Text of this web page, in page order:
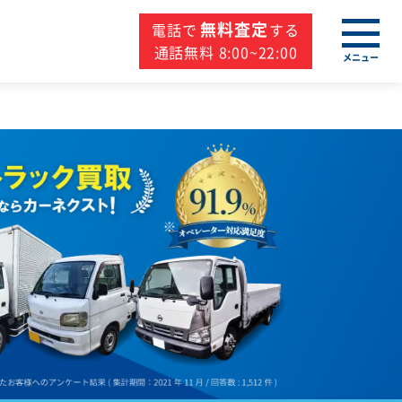
電話で 無料査定する
通話無料 8:00~22:00
メニュー